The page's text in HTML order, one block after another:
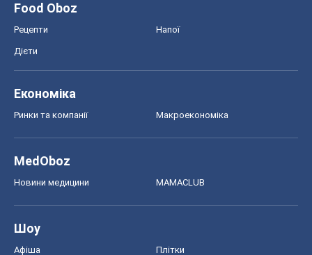
Food Oboz
Рецепти Напої
Дієти
Економіка
Ринки та компанії Макроекономіка
MedOboz
Новини медицини MAMACLUB
Шоу
Афіша Плітки